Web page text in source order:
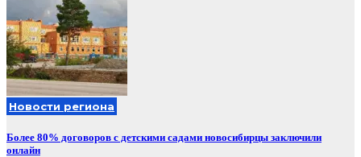
Новости региона
Более 80% договоров с детскими садами новосибирцы заключили
онлайн